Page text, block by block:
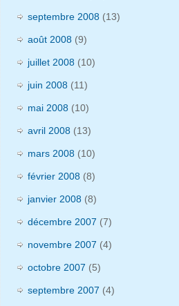
septembre 2008 (13)
août 2008 (9)
juillet 2008 (10)
juin 2008 (11)
mai 2008 (10)
avril 2008 (13)
mars 2008 (10)
février 2008 (8)
janvier 2008 (8)
décembre 2007 (7)
novembre 2007 (4)
octobre 2007 (5)
septembre 2007 (4)